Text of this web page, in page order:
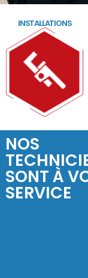
INSTALLATIONS
NOS
SONT À
SERVICE